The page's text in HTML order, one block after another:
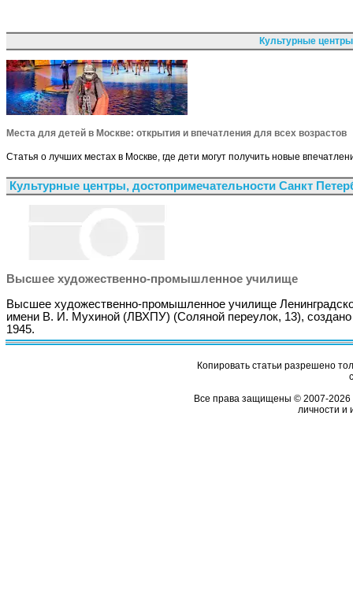
Культурные
Места для детей в Москве: открытия и впечатления для всех возрастов
Статья о лучших местах в Москве, где дети могут получить новые
Культурные центры, достопримечательности Санкт
Высшее художественно-промышленное училище
Высшее художественно-промышленное училище
имени В. И. Мухиной (ЛВХПУ) (Соляной переулок, 13), создано
1945.
Копировать статьи разрешено
Все права защищены © 2007-2026
личности и